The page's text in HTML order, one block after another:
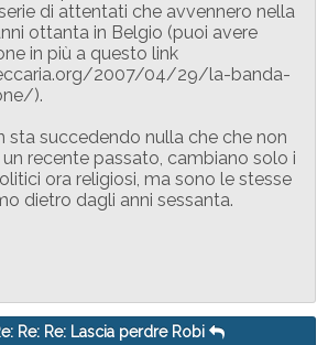
di attentati che avvennero nella
ottanta in Belgio (puoi avere
in più a questo link
2007/04/29/la-banda-
).
sta succedendo nulla che che non
recente passato, cambiano solo i
ora religiosi, ma sono le stesse
dietro dagli anni sessanta.
Re: Re: Lascia perdre Robi